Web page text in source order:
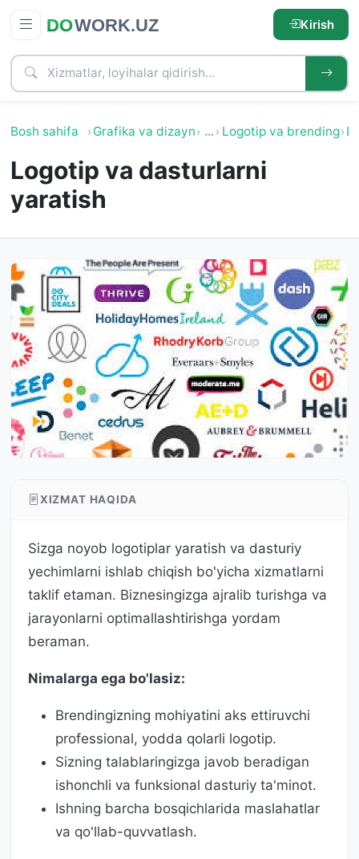
Kirish
Bosh sahifa Grafika va dizayn … Logotip va brending
Logotip va dasturlarni
yaratish
XIZMAT HAQIDA
Sizga noyob logotiplar yaratish va dasturiy
yechimlarni ishlab chiqish bo'yicha xizmatlarni
taklif etaman. Biznesingizga ajralib turishga va
jarayonlarni optimallashtirishga yordam
beraman.
Nimalarga ega bo'lasiz:
Brendingizning mohiyatini aks ettiruvchi
professional, yodda qolarli logotip.
Sizning talablaringizga javob beradigan
ishonchli va funksional dasturiy ta'minot.
Ishning barcha bosqichlarida maslahatlar
va qo'llab-quvvatlash.